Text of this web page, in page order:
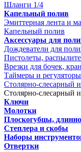
Шланги 1/4
Капельный полив
Эмиттерная лента и
Капельный полив
Аксессуары для
Дождеватели для
Пистолеты,
Врезки для бочек,
Таймеры и
Столярно-слесарный
Столярно-слесарный
Ключи
Молотки
Плоскогубцы,
Степлера и скобы
Наборы
Отвертки